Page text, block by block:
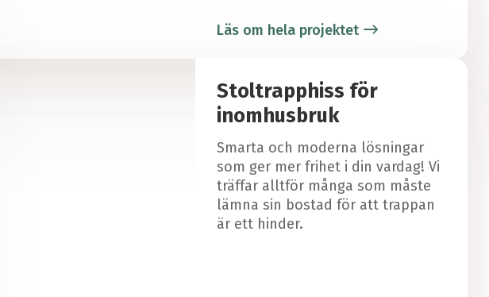
Läs om hela projektet
Stoltrapphiss för
inomhusbruk
Smarta och moderna lösningar
som ger mer frihet i din vardag! Vi
träffar alltför många som måste
lämna sin bostad för att trappan
är ett hinder.